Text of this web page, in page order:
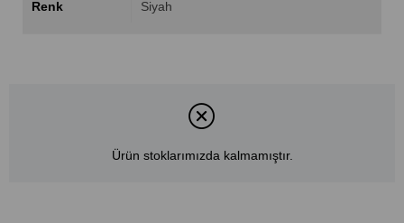
Renk Siyah
Ürün stoklarımızda kalmamıştır.